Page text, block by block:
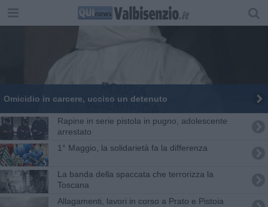
Omicidio in carcere, ucciso un detenuto
Rapine in serie pistola in pugno, adolescente
arrestato
1° Maggio, la solidarietà fa la differenza
La banda della spaccata che terrorizza la
Toscana
Allagamenti, lavori in corso a Prato e Pistoia